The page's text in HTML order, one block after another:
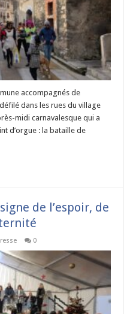
accompagnés de
dans les rues du village
midi carnavalesque qui a
d’orgue : la bataille de
de l’espoir, de
0